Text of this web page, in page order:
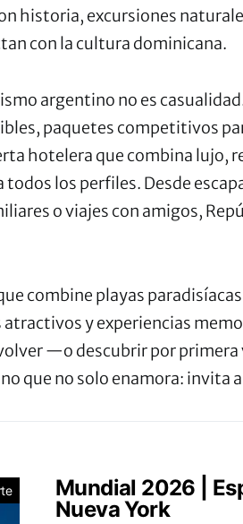
historia, excursiones
con la cultura dominicana.
argentino no es
paquetes competitivos
hotelera que combina lujo,
los perfiles. Desde
o viajes con amigos,
combine playas
y experiencias
—o descubrir por
que no solo enamora: invita
Mundial 2026 |
Nueva York